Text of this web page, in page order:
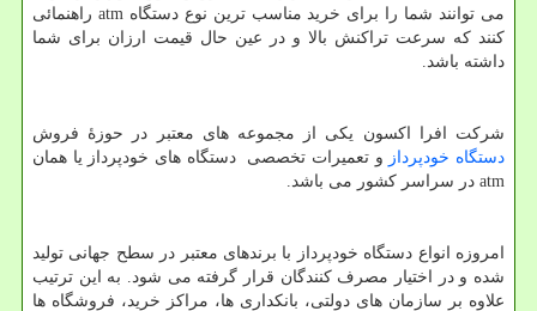
می توانند شما را برای خرید مناسب ترین نوع دستگاهatm راهنمائی
کنند که سرعت تراکنش بالا و در عین حال قیمت ارزان برای شما
داشته باشد.
شرکت افرا اکسون یکی از مجموعه های معتبر در حوزۀ فروش
دستگاه خودپرداز و تعمیرات تخصصی دستگاه های خودپرداز یا همان
atm در سراسر کشور می باشد.
امروزه انواع دستگاه خودپرداز با برندهای معتبر در سطح جهانی تولید
شده و در اختیار مصرف کنندگان قرار گرفته می شود. به این ترتیب
علاوه بر سازمان های دولتی، بانکداری ها، مراکز خرید، فروشگاه ها